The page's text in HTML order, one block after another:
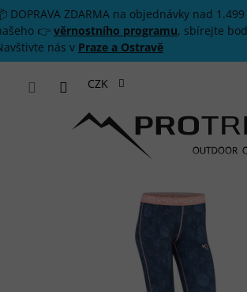
Přejít na obsah
DOPRAVA ZDARMA na objednávky nad
👉 věrnostního programu, sbírejte
nás v Praze a Ostravě
CZK